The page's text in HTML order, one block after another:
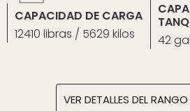
CAPACIDAD DE CARGA
12410 libras / 5629 kilos
42
VER DETALLES DEL